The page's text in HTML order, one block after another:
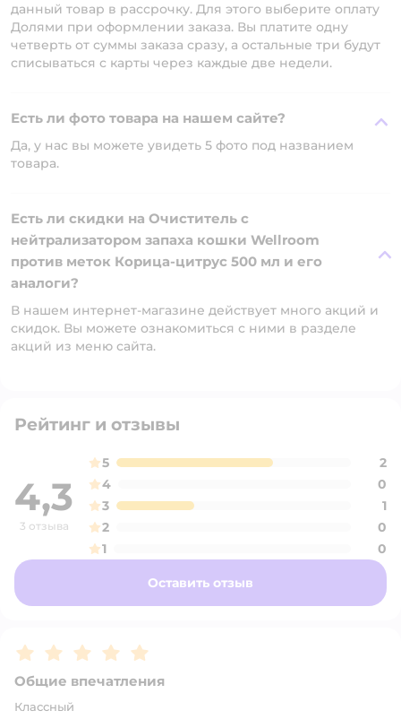
данный товар в рассрочку. Для этого выберите оплату
Долями при оформлении заказа. Вы платите одну
четверть от суммы заказа сразу, а остальные три будут
списываться с карты через каждые две недели.
Есть ли фото товара на нашем сайте?
Да, у нас вы можете увидеть 5 фото под названием
товара.
Есть ли скидки на Очиститель с
нейтрализатором запаха кошки Wellroom
против меток Корица-цитрус 500 мл и его
аналоги?
В нашем интернет-магазине действует много акций и
скидок. Вы можете ознакомиться с ними в разделе
акций из меню сайта.
Рейтинг и отзывы
4,3
3 отзыва
5
2
4
0
3
1
2
0
1
0
Оставить отзыв
Рейтинг:5
Общие впечатления
Классный